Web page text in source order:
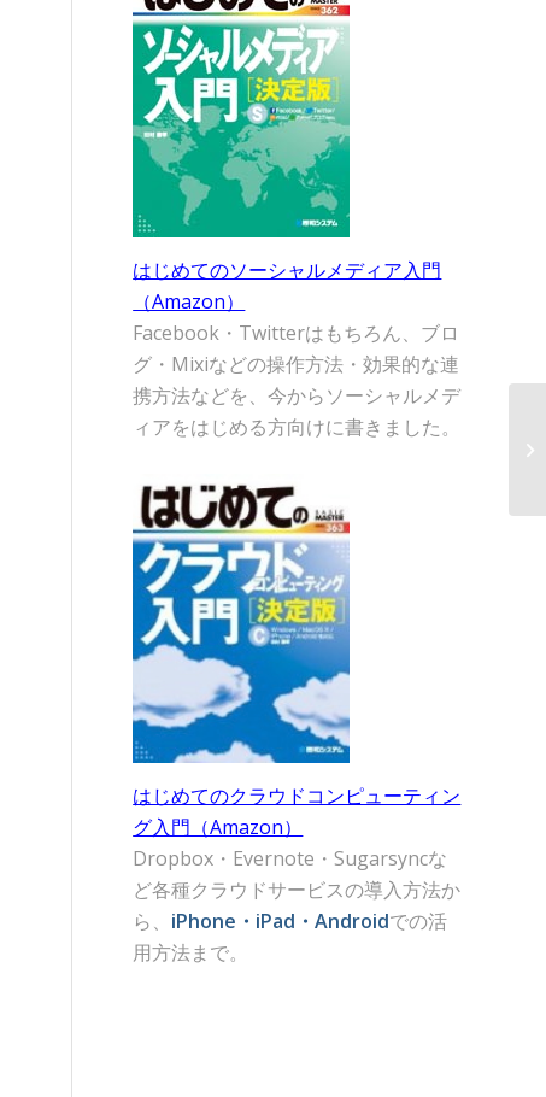
はじめてのソーシャルメディア入門
（Amazon）
Facebook・Twitterはもちろん、ブロ
グ・Mixiなどの操作方法・効果的な連
携方法などを、今からソーシャルメデ
ィアをはじめる方向けに書きました。
はじめてのクラウドコンピューティン
グ入門（Amazon）
Dropbox・Evernote・Sugarsyncな
ど各種クラウドサービスの導入方法か
ら、 iPhone・iPad・Androidでの活
用方法まで。